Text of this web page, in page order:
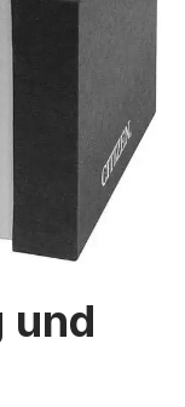
und